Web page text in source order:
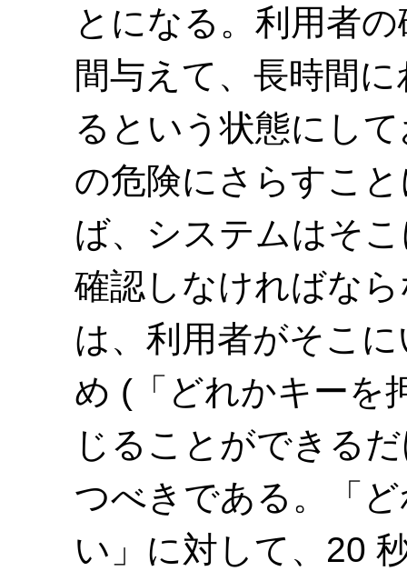
とになる。利用者
間与えて、長時間
るという状態にし
の危険にさらすこ
ば、システムはそ
確認しなければな
は、利用者がそこ
め (「どれかキーを
じることができる
つべきである。「
い」に対して、20